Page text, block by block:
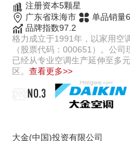
注册资本5颗星
广东省珠海市
单品销量
品牌指数97.2
格力成立于1991年，以家用空
（股票代码：000651）。公
已经从专业空调生产延伸至多
区。 查看更多>>
NO.3
大金(中国)投资有限公司